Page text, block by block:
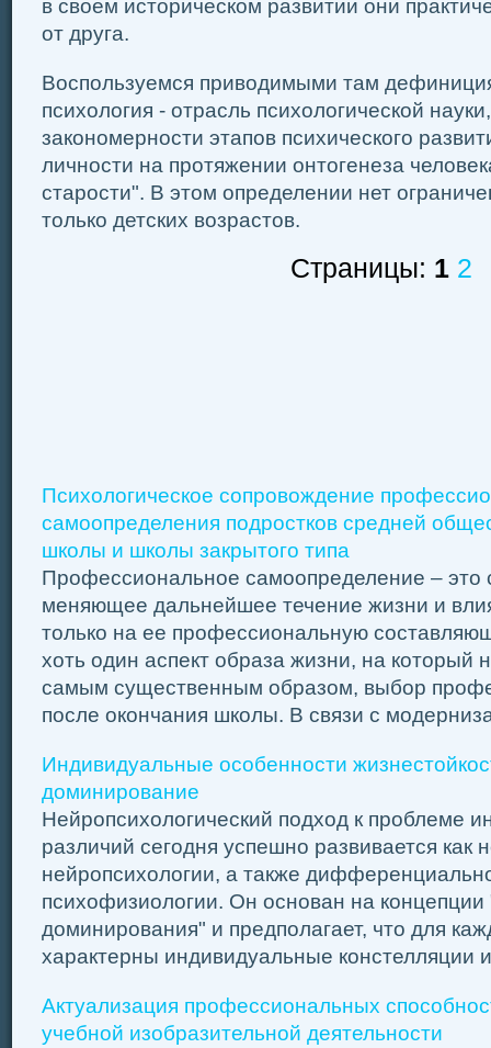
в своем историческом развитии они
от друга.
Воспользуемся приводимыми там
психология - отрасль психологической
закономерности этапов психического
личности на протяжении онтогенеза
старости". В этом определении нет
только детских возрастов.
Страницы: 1 2
Психологическое сопровождение
самоопределения подростков средней
школы и школы закрытого типа
Профессиональное самоопределение – это
меняющее дальнейшее течение жизни и
только на ее профессиональную
хоть один аспект образа жизни, на который
самым существенным образом, выбор
после окончания школы. В связи с
Индивидуальные особенности
доминирование
Нейропсихологический подход к проблеме
различий сегодня успешно развивается как
нейропсихологии, а также
психофизиологии. Он основан на концепции
доминирования" и предполагает, что для
характерны индивидуальные констелляции
Актуализация профессиональных
учебной изобразительной деятельности